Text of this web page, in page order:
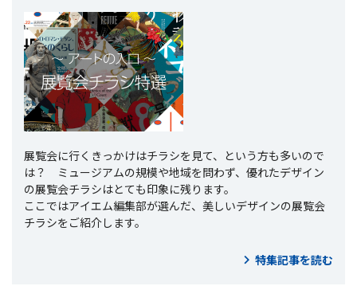
展覧会に行くきっかけはチラシを見て、という方も多いので
は？ ミュージアムの規模や地域を問わず、優れたデザイン
の展覧会チラシはとても印象に残ります。
ここではアイエム編集部が選んだ、美しいデザインの展覧会
チラシをご紹介します。
特集記事を読む